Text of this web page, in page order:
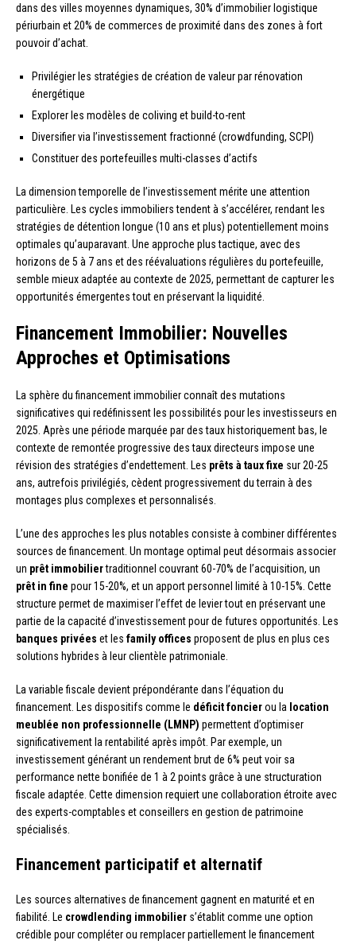
dans des villes moyennes dynamiques, 30% d’immobilier logistique
périurbain et 20% de commerces de proximité dans des zones à fort
pouvoir d’achat.
Privilégier les stratégies de création de valeur par rénovation
énergétique
Explorer les modèles de coliving et build-to-rent
Diversifier via l’investissement fractionné (crowdfunding, SCPI)
Constituer des portefeuilles multi-classes d’actifs
La dimension temporelle de l’investissement mérite une attention
particulière. Les cycles immobiliers tendent à s’accélérer, rendant les
stratégies de détention longue (10 ans et plus) potentiellement moins
optimales qu’auparavant. Une approche plus tactique, avec des
horizons de 5 à 7 ans et des réévaluations régulières du portefeuille,
semble mieux adaptée au contexte de 2025, permettant de capturer les
opportunités émergentes tout en préservant la liquidité.
Financement Immobilier: Nouvelles
Approches et Optimisations
La sphère du financement immobilier connaît des mutations
significatives qui redéfinissent les possibilités pour les investisseurs en
2025. Après une période marquée par des taux historiquement bas, le
contexte de remontée progressive des taux directeurs impose une
révision des stratégies d’endettement. Les prêts à taux fixe sur 20-25
ans, autrefois privilégiés, cèdent progressivement du terrain à des
montages plus complexes et personnalisés.
L’une des approches les plus notables consiste à combiner différentes
sources de financement. Un montage optimal peut désormais associer
un prêt immobiliertraditionnel couvrant 60-70% de l’acquisition, un
prêt in fine pour 15-20%, et un apport personnel limité à 10-15%. Cette
structure permet de maximiser l’effet de levier tout en préservant une
partie de la capacité d’investissement pour de futures opportunités. Les
banques privées et les family offices proposent de plus en plus ces
solutions hybrides à leur clientèle patrimoniale.
La variable fiscale devient prépondérante dans l’équation du
financement. Les dispositifs comme le déficit foncierou la location
meublée non professionnelle (LMNP) permettent d’optimiser
significativement la rentabilité après impôt. Par exemple, un
investissement générant un rendement brut de 6% peut voir sa
performance nette bonifiée de 1 à 2 points grâce à une structuration
fiscale adaptée. Cette dimension requiert une collaboration étroite avec
des experts-comptables et conseillers en gestion de patrimoine
spécialisés.
Financement participatif et alternatif
Les sources alternatives de financement gagnent en maturité et en
fiabilité. Le crowdlending immobilier s’établit comme une option
crédible pour compléter ou remplacer partiellement le financement